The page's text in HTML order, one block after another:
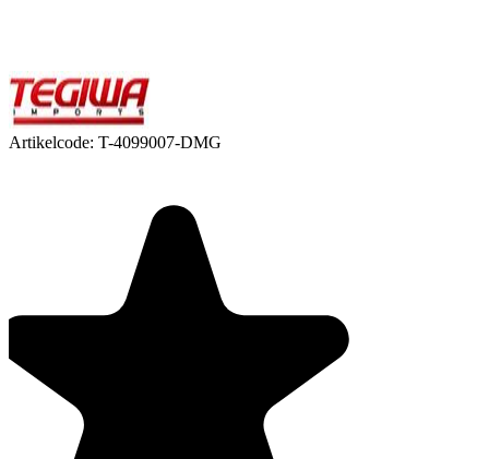
Artikelcode: T-4099007-DMG